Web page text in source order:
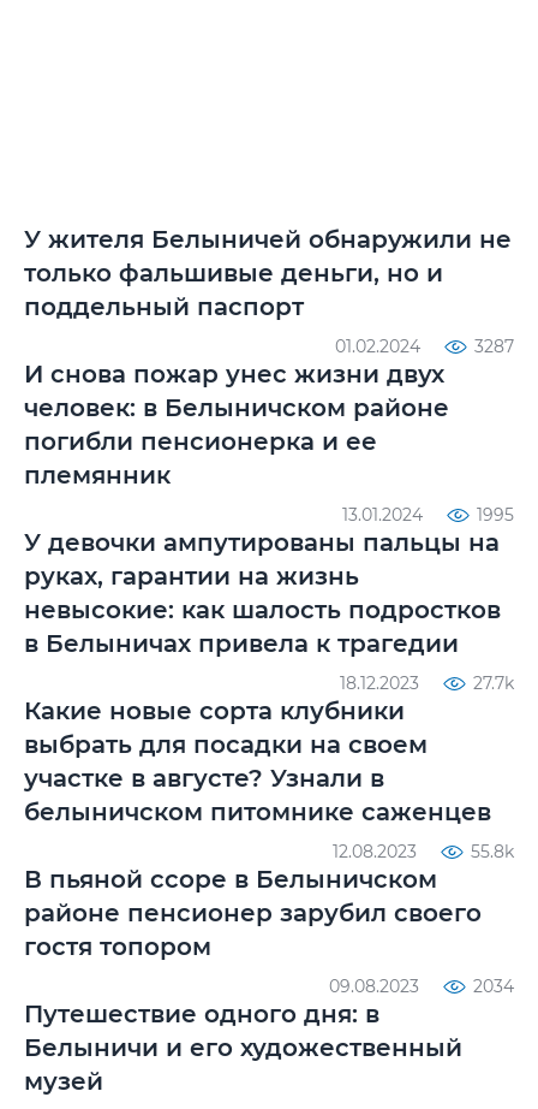
У жителя Белыничей обнаружили не
только фальшивые деньги, но и
поддельный паспорт
01.02.2024 3287
И снова пожар унес жизни двух
человек: в Белыничском районе
погибли пенсионерка и ее
племянник
13.01.2024 1995
У девочки ампутированы пальцы на
руках, гарантии на жизнь
невысокие: как шалость подростков
в Белыничах привела к трагедии
18.12.2023 27.7k
Какие новые сорта клубники
выбрать для посадки на своем
участке в августе? Узнали в
белыничском питомнике саженцев
12.08.2023 55.8k
В пьяной ссоре в Белыничском
районе пенсионер зарубил своего
гостя топором
09.08.2023 2034
Путешествие одного дня: в
Белыничи и его художественный
музей